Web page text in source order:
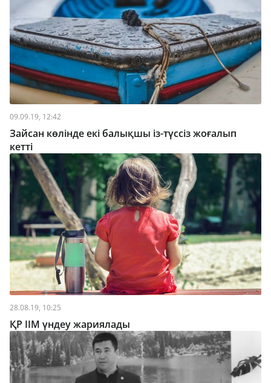
09.09.19, 12:42
Зайсан көлінде екі балықшы із-түссіз жоғалып
кетті
28.08.19, 10:25
ҚР ІІМ үндеу жариялады